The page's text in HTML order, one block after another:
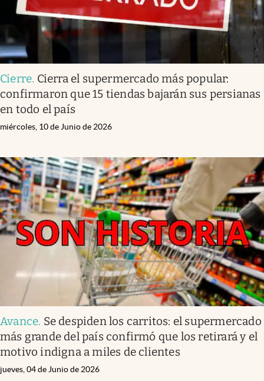
Cierre. Cierra el supermercado más popular:
confirmaron que 15 tiendas bajarán sus persianas
en todo el país
miércoles, 10 de Junio de 2026
Avance. Se despiden los carritos: el supermercado
más grande del país confirmó que los retirará y el
motivo indigna a miles de clientes
jueves, 04 de Junio de 2026